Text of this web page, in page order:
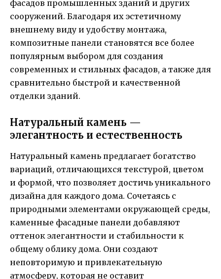
фасадов промышленных зданий и других
сооружений. Благодаря их эстетичному
внешнему виду и удобству монтажа,
композитные панели становятся все более
популярным выбором для создания
современных и стильных фасадов, а также для
сравнительно быстрой и качественной
отделки зданий.
Натуральный камень —
элегантность и естественность
Натуральный камень предлагает богатство
вариаций, отличающихся текстурой, цветом
и формой, что позволяет достичь уникального
дизайна для каждого дома. Сочетаясь с
природными элементами окружающей среды,
каменные фасадные панели добавляют
оттенок элегантности и стабильности к
общему облику дома. Они создают
неповторимую и привлекательную
атмосферу, которая не оставит